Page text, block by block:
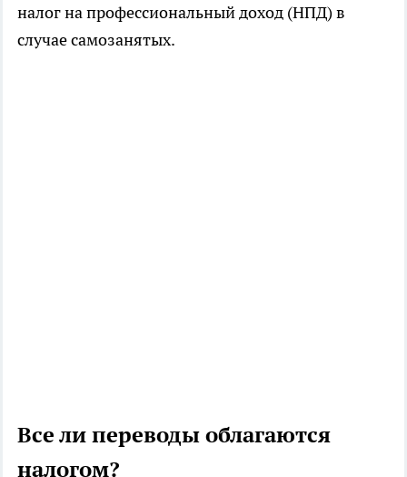
налог на профессиональный доход (НПД) в
случае самозанятых.
Все ли переводы облагаются
налогом?